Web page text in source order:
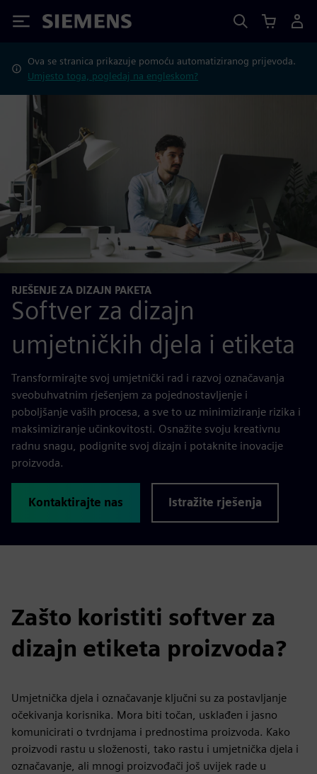
Siemens
Ova se stranica prikazuje pomoću automatiziranog prijevoda.
Umjesto toga, pogledaj na engleskom?
RJEŠENJE ZA DIZAJN PAKETA
Softver za dizajn
umjetničkih djela i etiketa
Transformirajte svoj umjetnički rad i razvoj označavanja
sveobuhvatnim rješenjem za pojednostavljenje i
poboljšanje vaših procesa, a sve to uz minimiziranje rizika i
maksimiziranje učinkovitosti. Osnažite svoju kreativnu
radnu snagu, podignite svoj dizajn i potaknite inovacije
proizvoda.
Kontaktirajte nas Istražite rješenja
Zašto koristiti softver za
dizajn etiketa proizvoda?
Umjetnička djela i označavanje ključni su za postavljanje
očekivanja korisnika. Mora biti točan, usklađen i jasno
komunicirati o tvrdnjama i prednostima proizvoda. Kako
proizvodi rastu u složenosti, tako rastu i umjetnička djela i
označavanje, ali mnogi proizvođači još uvijek rade u